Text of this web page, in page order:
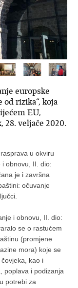
europske
rizika“, koja
EU,
28. veljače 2020.
u okviru
i obnovu, II. dio:
je i završna
očuvanje
i obnovu, II. dio:
se o rastućem
(promjene
mora) koje se
kao i
poplava i podizanja
potrebi za